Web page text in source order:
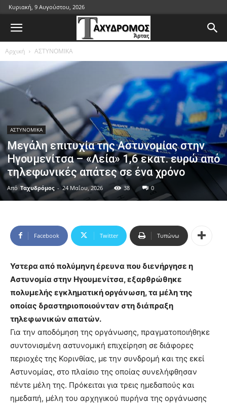
Κυριακή, 9 Αυγούστου, 2026
Αρχική ΑΣΤΥΝΟΜΙΚΑ
ΑΣΤΥΝΟΜΙΚΑ
Μεγάλη επιτυχία της Αστυνομίας στην
Ηγουμενίτσα – «Λεία» 1,6 εκατ. ευρώ από
τηλεφωνικές απάτες σε ένα χρόνο
Από Ταχυδρόμος - 24 Μαΐου, 2026 38 0
Facebook Twitter Τυπώνω
Υστερα από πολύμηνη έρευνα που διενήργησε η
Αστυνομία στην Ηγουμενίτσα, εξαρθρώθηκε
πολυμελής εγκληματική οργάνωση, τα μέλη της
οποίας δραστηριοποιούνταν στη διάπραξη
τηλεφωνικών απατών.
Για την αποδόμηση της οργάνωσης, πραγματοποιήθηκε
συντονισμένη αστυνομική επιχείρηση σε διάφορες
περιοχές της Κορινθίας, με την συνδρομή και της εκεί
Αστυνομίας, στο πλαίσιο της οποίας συνελήφθησαν
πέντε μέλη της. Πρόκειται για τρεις ημεδαπούς και
ημεδαπή, μέλη του αρχηγικού πυρήνα της οργάνωσης